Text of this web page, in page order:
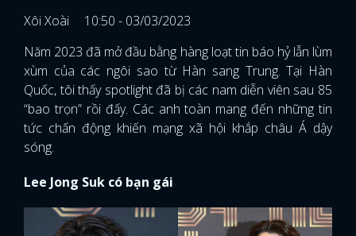
Xôi Xoài
10:50 - 03/03/2023
Năm 2023 đã mở đầu bằng hàng loạt tin báo hỷ lẫn lùm
xùm của các ngôi sao từ Hàn sang Trung. Tại Hàn
Quốc, tôi thấy spotlight đã bị các nam diễn viên sau 85
“bao trọn” rồi đấy. Các anh toàn mang đến những tin
tức chấn động khiến mạng xã hội khắp châu Á dậy
sóng.
Lee Jong Suk có bạn gái